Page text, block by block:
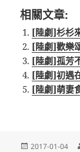
相關文章:
[陸劇]杉杉
[陸劇]歡樂
[陸劇]孤芳
[陸劇]初遇
[陸劇]萌妻
發
2017-01-04